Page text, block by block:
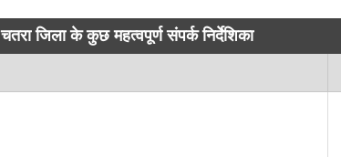
चतरा जिला के कुछ महत्वपूर्ण संपर्क निर्देशिका